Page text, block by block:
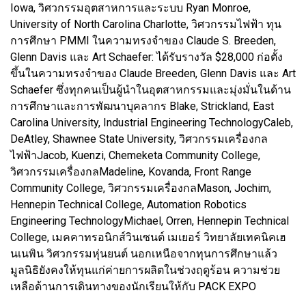
Iowa, วิศวกรรมอุตสาหการและระบบ Ryan Monroe,
University of North Carolina Charlotte, วิศวกรรมไฟฟ้า ทุน
การศึกษา PMMI ในความทรงจำของ Claude S. Breeden,
Glenn Davis และ Art Schaefer: ได้รับรางวัล $28,000 ก่อตั้ง
ขึ้นในความทรงจำของ Claude Breeden, Glenn Davis และ Art
Schaefer ซึ่งทุกคนเป็นผู้นำในอุตสาหกรรมและมุ่งมั่นในด้าน
การศึกษาและการพัฒนาบุคลากร Blake, Strickland, East
Carolina University, Industrial Engineering TechnologyCaleb,
DeAtley, Shawnee State University, วิศวกรรมเครื่องกล
ไฟฟ้าJacob, Kuenzi, Chemeketa Community College,
วิศวกรรมเครื่องกลMadeline, Kovanda, Front Range
Community College, วิศวกรรมเครื่องกลMason, Jochim,
Hennepin Technical College, Automation Robotics
Engineering TechnologyMichael, Orren, Hennepin Technical
College, เมคคาทรอนิกส์วินเซนต์ เมเยอร์ วิทยาลัยเทคนิคเฮ
นเนพิน วิศวกรรมหุ่นยนต์ นอกเหนือจากทุนการศึกษาแล้ว
มูลนิธิยังคงให้ทุนแก่ค่ายการผลิตในช่วงฤดูร้อน ความช่วย
เหลือด้านการเดินทางของนักเรียนให้กับ PACK EXPO